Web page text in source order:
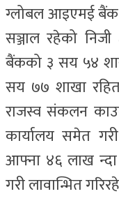
ग्लोबल आइएमई बैंक
सञ्जाल रहेको
बैंकको ३ सय ५४
सय ७७ शाखा
राजस्व संकलन
कार्यालय समेत
आफ्ना ४६ लाख न्दा
गरी लावान्भित